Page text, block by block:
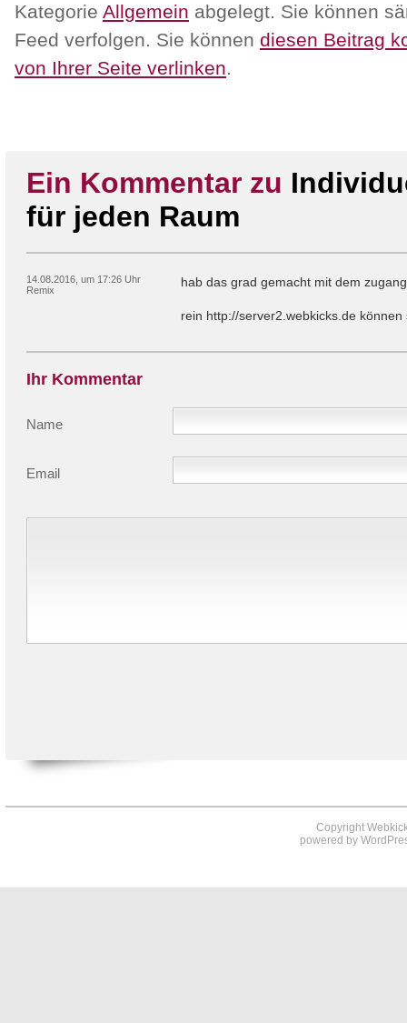
Kategorie Allgemein abgelegt. Sie können
Feed verfolgen. Sie können diesen Beitrag
von Ihrer Seite verlinken.
Ein Kommentar zu
für jeden Raum
14.08.2016, um 17:26 Uhr
Remix
hab das grad gemacht mit dem
rein http://server2.webkicks.de
Ihr Kommentar
Name
Email
Copyright
powered by